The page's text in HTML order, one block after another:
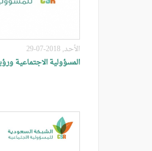
الأحد, 2018-07-29
المسؤولية الاجتماعية ورؤية